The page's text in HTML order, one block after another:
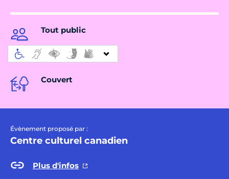
Tout public
Couvert
Évènement proposé par :
Centre culturel canadien
Plus d'infos